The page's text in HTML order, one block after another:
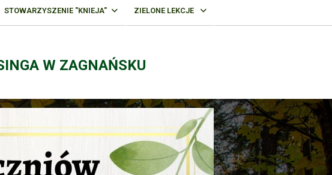
STOWARZYSZENIE "KNIEJA" ZIELONE LEKCJE
W ZAGNAŃSKU